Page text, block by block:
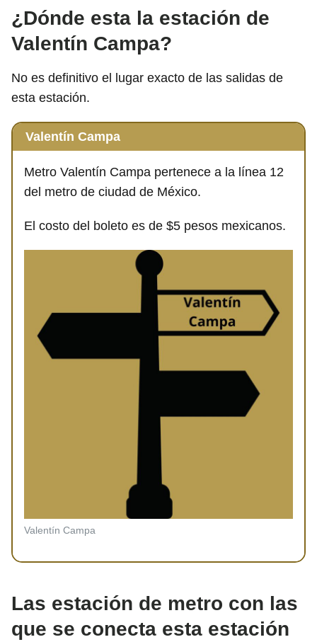
¿Dónde esta la estación de
Valentín Campa?
No es definitivo el lugar exacto de las salidas de
esta estación.
Valentín Campa
Metro Valentín Campa pertenece a la línea 12
del metro de ciudad de México.
El costo del boleto es de $5 pesos mexicanos.
Valentín Campa
Las estación de metro con las
que se conecta esta estación